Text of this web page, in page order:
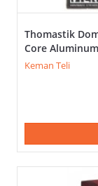
Thomastik
Core
Keman Teli